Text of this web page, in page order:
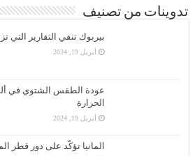
تدوينات من تصنيف
بيربوك تنفي التقارير التي
أبريل 19, 2024
عودة الطقس الشتوي في
الحرارة
أبريل 19, 2024
المانيا تؤكّد على دور